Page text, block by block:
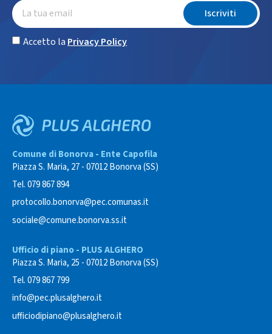
Accetto la Privacy Policy
Iscriviti
Comune di Bonorva - Ente Capofila
Piazza S. Maria, 27 - 07012 Bonorva (SS)
Tel. 079 867 894
protocollo.bonorva@pec.comunas.it
sociale@comune.bonorva.ss.it
Ufficio di piano - PLUS ALGHERO
Piazza S. Maria, 25 - 07012 Bonorva (SS)
Tel. 079 867 799
info@pec.plusalghero.it
ufficiodipiano@plusalghero.it